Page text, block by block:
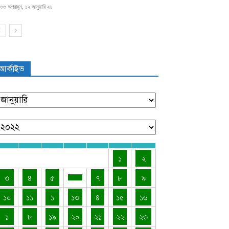
অপরাহ্ন, ১২ জানুয়ারি ২৬
১
২
৩
৪ ৫ ৭ ৮
৯
১০
১১ ১ ১৩ ৪ ১৫
১৬
১
৮ ১৯ ২০ ২১ ২২ ২৩